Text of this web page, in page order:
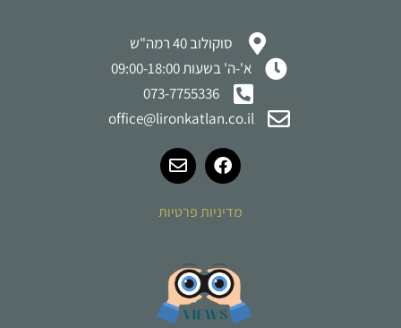
סוקולוב 40 רמה"ש
א'-ה' בשעות 09:00-18:00
073-7755336
office@lironkatlan.co.il
מדיניות פרטיות